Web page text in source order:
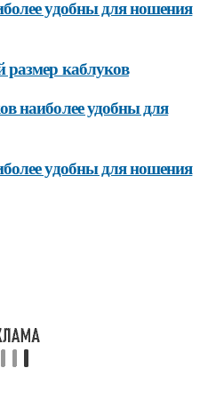
удобны для ношения
каблуков
наиболее удобны для
удобны для ношения